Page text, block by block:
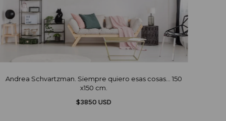
Andrea Schvartzman. Siempre quiero esas cosas... 150
x150 cm.
$3850 USD